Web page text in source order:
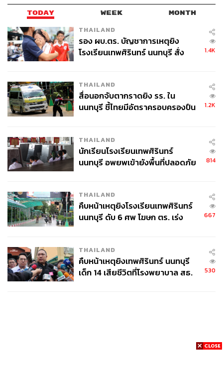
TODAY WEEK MONTH
THAILAND
รอง ผบ.ตร. บัญชาการเหตุยิง
โรงเรียนเทพศิรินทร์ นนทบุรี สั่ง
1.4K
THAILAND
สื่อนอกจับตากราดยิง รร. ใน
นนทบุรี ชี้ไทยมีอัตราครอบครองปืน
1.2K
THAILAND
นักเรียนโรงเรียนเทพศิรินทร์
นนทบุรี อพยพเข้ายังพื้นที่ปลอดภัย
814
THAILAND
คืบหน้าเหตุยิงโรงเรียนเทพศิรินทร์
นนทบุรี ดับ 6 ศพ โฆษก ตร. เร่ง
667
THAILAND
คืบหน้าเหตุยิงเทพศิรินทร์ นนทบุรี
เด็ก 14 เสียชีวิตที่โรงพยาบาล สธ.
530